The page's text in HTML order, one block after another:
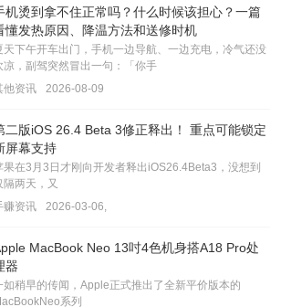
机烫到拿不住正常吗？什么时候该担心？一篇
懂发热原因、降温方法和送修时机
天下午开车出门，手机一边导航、一边充电，冷气还没
凉，副驾突然冒出一句：「你手
他资讯
2026-08-09
二版iOS 26.4 Beta 3修正释出！ 重点可能锁定
屏幕支持
果在3月3日才刚向开发者释出iOS26.4Beta3，没想到
隔两天，又
赚资讯
2026-03-06,
MacBook Neo 13吋4色机身搭A18 Pro处
器
如稍早的传闻，Apple正式推出了全新平价版本的
系列